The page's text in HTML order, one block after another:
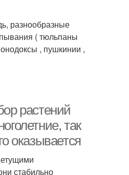
разнообразные
( тюльпаны
, пушкинии ,
растений
так
оказывается
стабильно